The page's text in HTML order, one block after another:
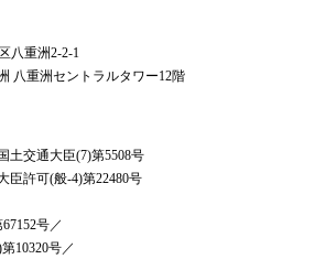
八重洲2-2-1
八重洲セントラルタワー12階
土交通大臣(7)第5508号
臣許可(般-4)第22480号
号／
10320号／